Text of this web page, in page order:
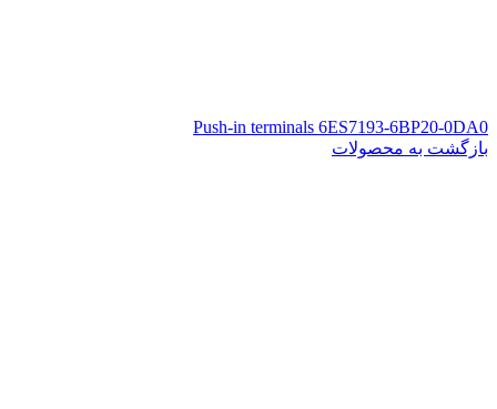
Push-in terminals 6ES7193-6BP20-0DA0
بازگشت به محصولات